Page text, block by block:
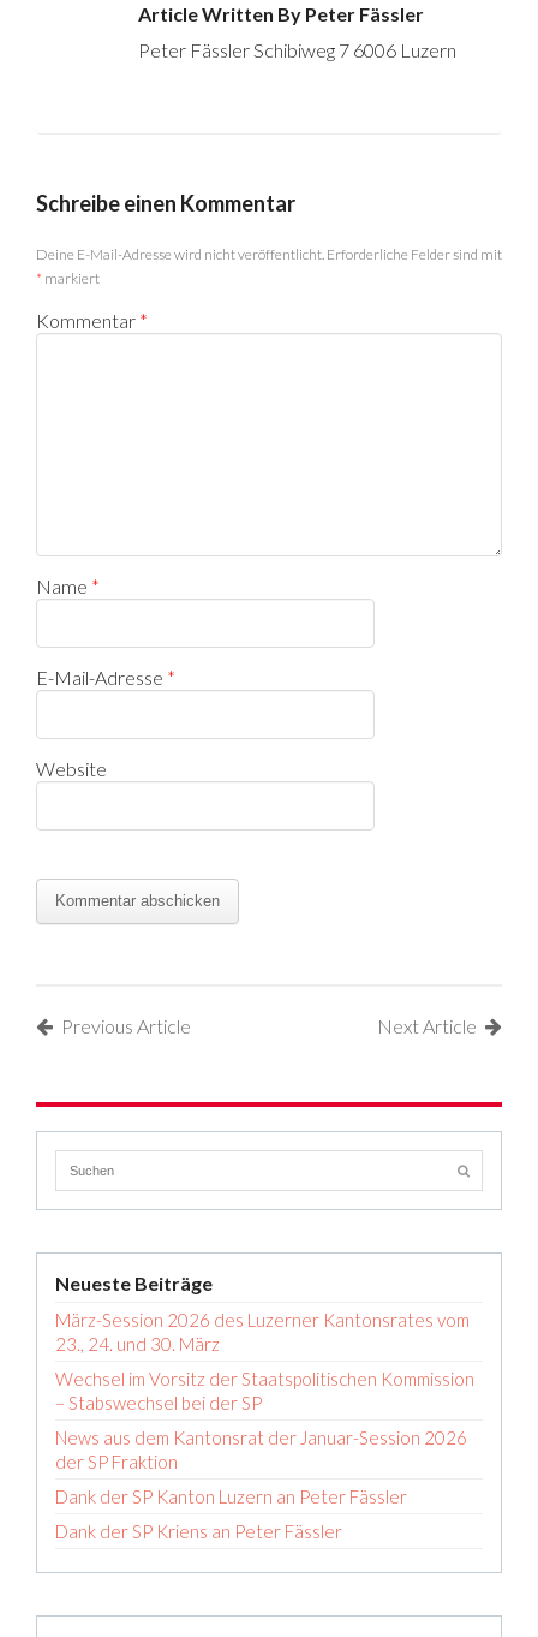
Article Written By Peter Fässler
Peter Fässler Schibiweg 7 6006 Luzern
Schreibe einen Kommentar
Deine E-Mail-Adresse wird nicht veröffentlicht. Erforderliche Felder sind mit
* markiert
Kommentar *
Name *
E-Mail-Adresse *
Website
Previous Article Next Article
Neueste Beiträge
März-Session 2026 des Luzerner Kantonsrates vom
23., 24. und 30. März
Wechsel im Vorsitz der Staatspolitischen Kommission
– Stabswechsel bei der SP
News aus dem Kantonsrat der Januar-Session 2026
der SP Fraktion
Dank der SP Kanton Luzern an Peter Fässler
Dank der SP Kriens an Peter Fässler